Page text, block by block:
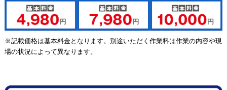
※記載価格は基本料金となります。別途いただく作業料は作業の内容や現
場の状況によって異なります。